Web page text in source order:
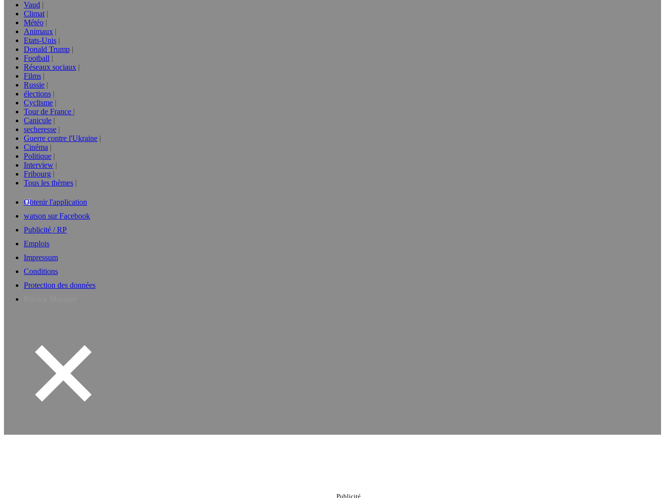
Vaud
Climat
Météo
Animaux
Etats-Unis
Donald Trump
Football
Réseaux sociaux
Films
Russie
élections
Cyclisme
Tour de France
Canicule
secheresse
Guerre contre l'Ukraine
Cinéma
Politique
Interview
Fribourg
Tous les thèmes
Obtenir l'application
watson sur Facebook
Publicité / RP
Emplois
Impressum
Conditions
Protection des données